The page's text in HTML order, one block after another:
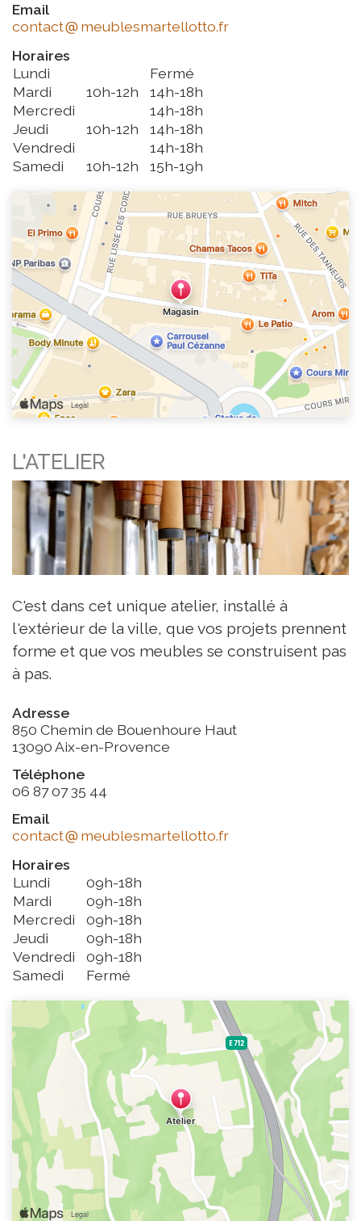
Email
contact
meublesmartellotto.fr
Horaires
Lundi
Fermé
Mardi
10h-12h
14h-18h
Mercredi
14h-18h
Jeudi
10h-12h
14h-18h
Vendredi
14h-18h
Samedi
10h-12h 15h-19h
L'ATELIER
C'est dans cet unique atelier, installé à
l'extérieur de la ville, que vos projets prennent
forme et que vos meubles se construisent pas
à pas.
Adresse
850 Chemin de Bouenhoure Haut
13090 Aix-en-Provence
Téléphone
06 87 07 35 44
Email
contact
meublesmartellotto.fr
Horaires
Lundi
09h-18h
Mardi
09h-18h
Mercredi
09h-18h
Jeudi
09h-18h
Vendredi
09h-18h
Samedi
Fermé